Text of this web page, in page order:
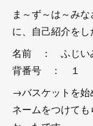
ま～ず～は～み
に、自己紹介をし
名前 ： ふ
背番号 ： １
→バスケットを始
ネームをつけて